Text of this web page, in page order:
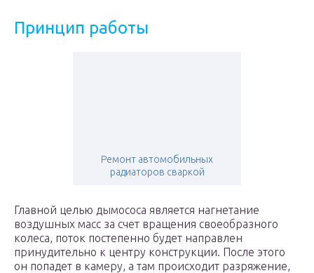
Принцип работы
Ремонт автомобильных
радиаторов сваркой
Главной целью дымососа является нагнетание
воздушных масс за счет вращения своеобразного
колеса, поток постепенно будет направлен
принудительно к центру конструкции. После этого
он попадет в камеру, а там происходит разряжение,